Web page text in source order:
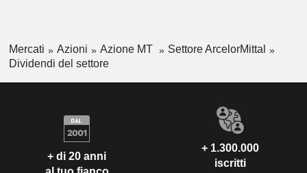
Mercati Azioni Azione MT
Settore ArcelorMittal
Dividendi del settore
+ di 20 anni
+ 1.300.000
iscritti